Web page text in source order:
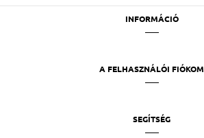
INFORMÁCIÓ
A FELHASZNÁLÓI FIÓKOM
SEGÍTSÉG